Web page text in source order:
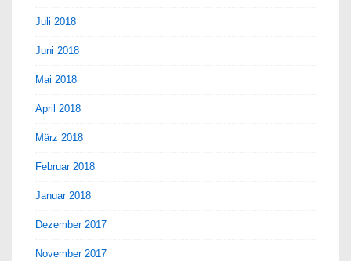
Juli 2018
Juni 2018
Mai 2018
April 2018
März 2018
Februar 2018
Januar 2018
Dezember 2017
November 2017